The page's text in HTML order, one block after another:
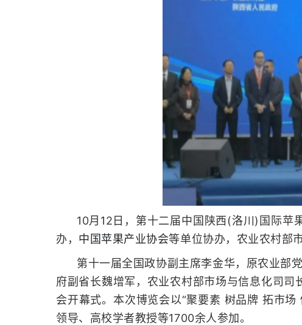
10月12日，第十二届中国陕西(洛川)国际苹
办， 中国苹果产业协会等单位协办，农业农村部
第十一届全国政协副主席李金华，原农业部
府副省长魏增军，农业农村部市场与信息化司司
会开幕式。 本次博览会以“聚要素 树品牌 拓市
领导、高校学者教授等1700余人参加。